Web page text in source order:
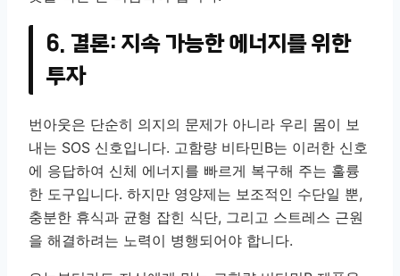
6. 결론: 지속 가능한 에너지를 위한
투자
번아웃은 단순히 의지의 문제가 아니라 우리 몸이 보
내는 SOS 신호입니다. 고함량 비타민B는 이러한 신호
에 응답하여 신체 에너지를 빠르게 복구해 주는 훌륭
한 도구입니다. 하지만 영양제는 보조적인 수단일 뿐,
충분한 휴식과 균형 잡힌 식단, 그리고 스트레스 근원
을 해결하려는 노력이 병행되어야 합니다.